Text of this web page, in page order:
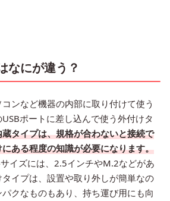
なにが違う？
ンなど機器の内部に取り付けて使う
ポートに差し込んで使う外付けタ
蔵タイプは、規格が合わないと接続で
ある程度の知識が必要になります。
イズには、2.5インチやM.2などがあ
イプは、設置や取り外しが簡単なの
クなものもあり、持ち運び用にも向